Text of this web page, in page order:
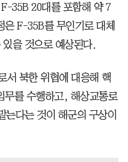
35B 20대를 포함해 약 7
F-35B를 무인기로 대체
을 것으로 예상된다.
서 북한 위협에 대응해 핵
무를 수행하고, 해상교통로
는다는 것이 해군의 구상이